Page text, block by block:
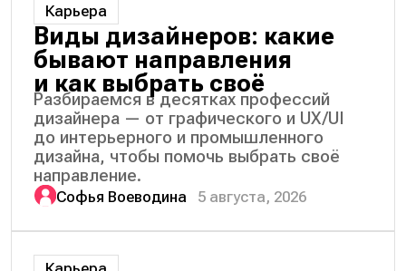
Карьера
Виды дизайнеров: какие
бывают направления
и как выбрать своё
Разбираемся в десятках профессий
дизайнера — от графического и UX/UI
до интерьерного и промышленного
дизайна, чтобы помочь выбрать своё
направление.
Софья Воеводина 5 августа, 2026